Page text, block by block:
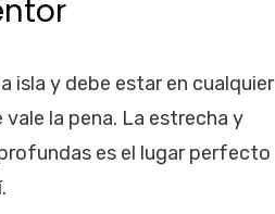
isla y debe estar en cualquier
la pena. La estrecha y
es el lugar perfecto